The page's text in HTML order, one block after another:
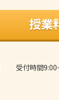
授業
受付時間